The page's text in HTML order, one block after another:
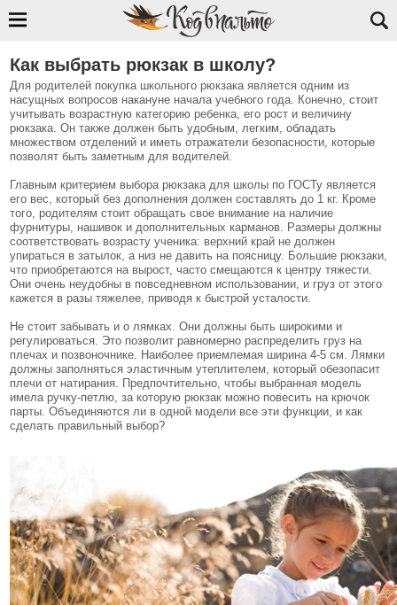
Как выбрать рюкзак в школу?
Для родителей покупка школьного рюкзака является одним из
насущных вопросов накануне начала учебного года. Конечно, стоит
учитывать возрастную категорию ребенка, его рост и величину
рюкзака. Он также должен быть удобным, легким, обладать
множеством отделений и иметь отражатели безопасности, которые
позволят быть заметным для водителей.
Главным критерием выбора рюкзака для школы по ГОСТу является
его вес, который без дополнения должен составлять до 1 кг. Кроме
того, родителям стоит обращать свое внимание на наличие
фурнитуры, нашивок и дополнительных карманов. Размеры должны
соответствовать возрасту ученика: верхний край не должен
упираться в затылок, а низ не давить на поясницу. Большие рюкзаки,
что приобретаются на вырост, часто смещаются к центру тяжести.
Они очень неудобны в повседневном использовании, и груз от этого
кажется в разы тяжелее, приводя к быстрой усталости.
Не стоит забывать и о лямках. Они должны быть широкими и
регулироваться. Это позволит равномерно распределить груз на
плечах и позвоночнике. Наиболее приемлемая ширина 4-5 см. Лямки
должны заполняться эластичным утеплителем, который обезопасит
плечи от натирания. Предпочтительно, чтобы выбранная модель
имела ручку-петлю, за которую рюкзак можно повесить на крючок
парты. Объединяются ли в одной модели все эти функции, и как
сделать правильный выбор?